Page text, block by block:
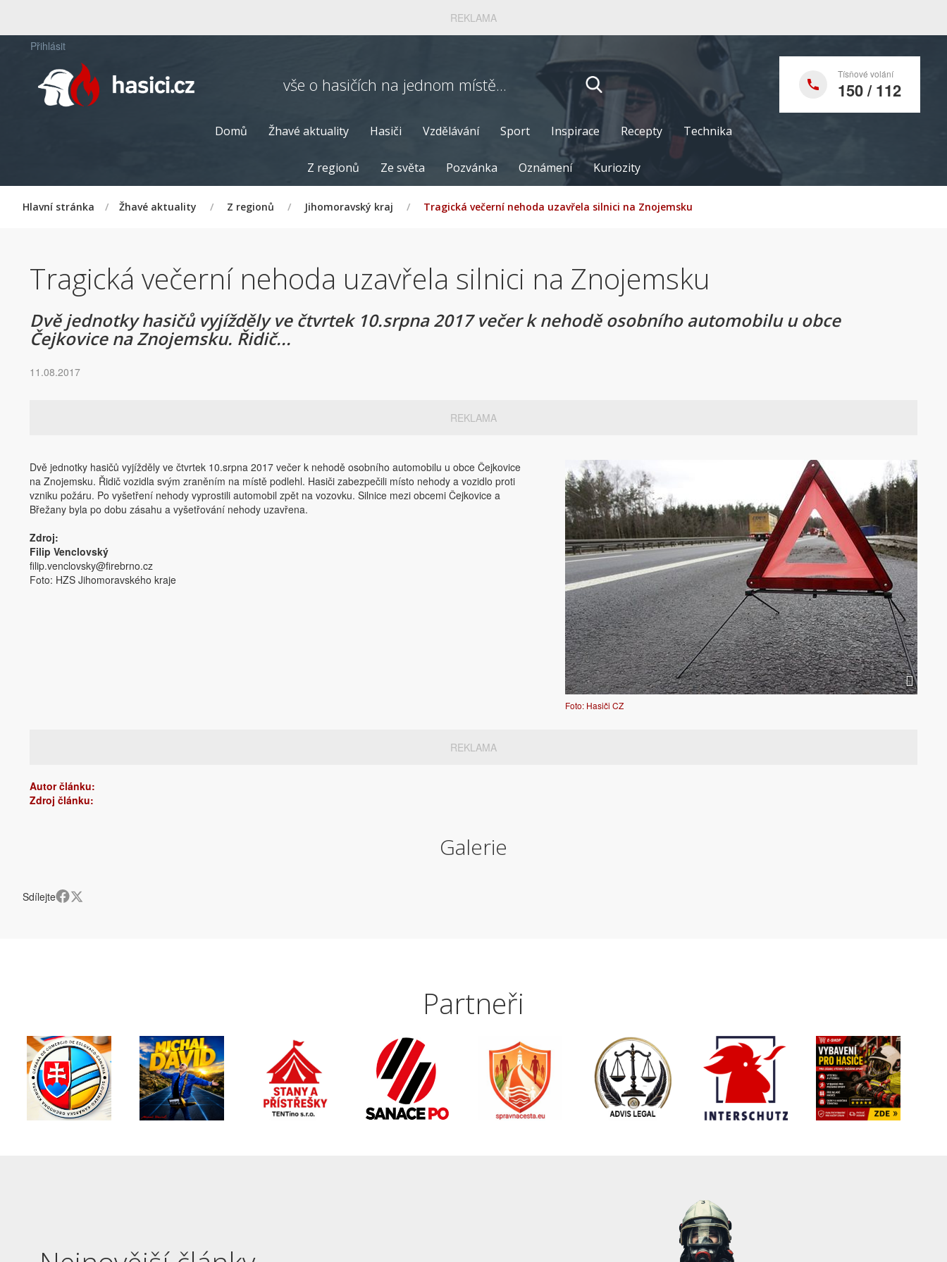
REKLAMA
Přihlásit
vše o hasičích na jednom místě... Tísňové volání
150 / 112
Domů Žhavé aktuality Hasiči Vzdělávání Sport Inspirace Recepty Technika
Z regionů Ze světa Pozvánka Oznámení Kuriozity
Hlavní stránka / Žhavé aktuality / Z regionů / Jihomoravský kraj / Tragická večerní nehoda uzavřela silnici na Znojemsku
Tragická večerní nehoda uzavřela silnici na Znojemsku
Dvě jednotky hasičů vyjížděly ve čtvrtek 10.srpna 2017 večer k nehodě osobního automobilu u obce
Čejkovice na Znojemsku. Řidič...
11.08.2017
REKLAMA
Foto: Hasiči CZ
Dvě jednotky hasičů vyjížděly ve čtvrtek 10.srpna 2017 večer k nehodě osobního automobilu u obce Čejkovice
na Znojemsku. Řidič vozidla svým zraněním na místě podlehl. Hasiči zabezpečili místo nehody a vozidlo proti
vzniku požáru. Po vyšetření nehody vyprostili automobil zpět na vozovku. Silnice mezi obcemi Čejkovice a
Břežany byla po dobu zásahu a vyšetřování nehody uzavřena.
Zdroj:
Filip Venclovský
filip.venclovsky@firebrno.cz
Foto: HZS Jihomoravského kraje
REKLAMA
Autor článku:
Zdroj článku:
Galerie
Sdílejte
Partneři